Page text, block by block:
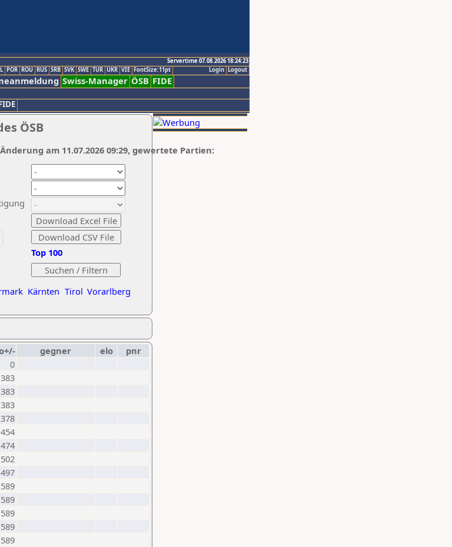
Servertime 07.08.2026 18:24:23
Logout
Login
POR ROU RUS SRB SVK SWE TUR UKR VIE FontSize:11pt
Swiss-Manager ÖSB FIDE
ÖSB
Kärnten Tirol Vorarlberg
Top 100
am 11.07.2026 09:29, gewertete Partien:
gegner elo
pnr
0